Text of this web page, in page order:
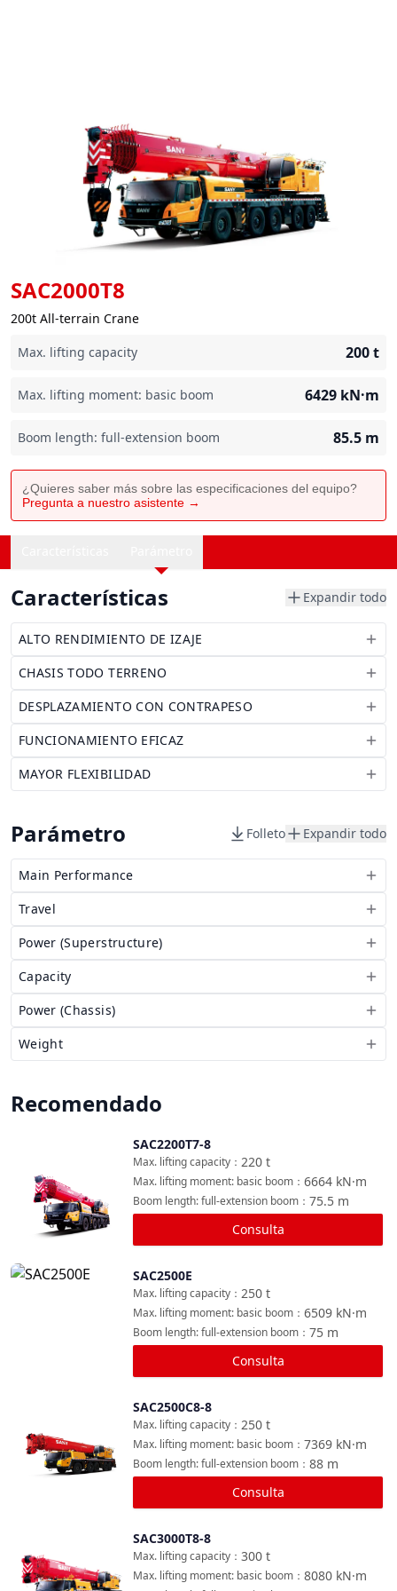
SAC2000T8
200t All-terrain Crane
Max. lifting capacity
200t
Max. lifting moment: basic boom 6429 kN·m
Boom length: full-extension boom 85.5 m
¿Quieres saber más sobre las especificaciones del equipo?
Pregunta a nuestro asistente →
Características Expandir todo
ALTO RENDIMIENTO DE IZAJE
CHASIS TODO TERRENO
DESPLAZAMIENTO CON CONTRAPESO
FUNCIONAMIENTO EFICAZ
MAYOR FLEXIBILIDAD
Parámetro Folleto Expandir todo
Main Performance
Travel
Power (Superstructure)
Capacity
Power (Chassis)
Weight
Recomendado
SAC2200T7-8
220 t
Max. lifting capacity ：
6664 kN·m
Max. lifting moment: basic boom ：
75.5 m
Boom length: full-extension boom ：
Consulta
Comparar
SAC2500E
250 t
Max. lifting capacity ：
6509 kN·m
Max. lifting moment: basic boom ：
75 m
Boom length: full-extension boom ：
Consulta
SAC2500C8-8
250 t
Max. lifting capacity ：
7369 kN·m
Max. lifting moment: basic boom ：
88 m
Boom length: full-extension boom ：
Consulta
SAC3000T8-8
300 t
Max. lifting capacity ：
8080 kN·m
Max. lifting moment: basic boom ：